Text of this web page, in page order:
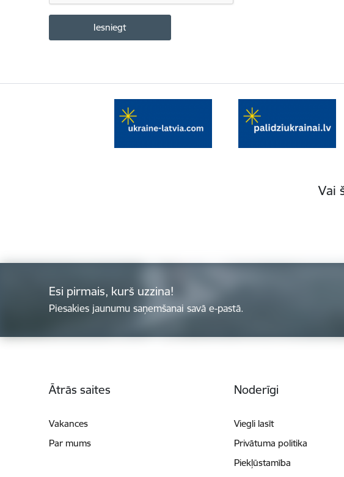
Vai
Esi pirmais, kurš uzzina!
Piesakies jaunumu saņemšanai savā e-pastā.
Ātrās saites
Vakances
Par mums
Noderīgi
Viegli lasīt
Privātuma politika
Piekļūstamība